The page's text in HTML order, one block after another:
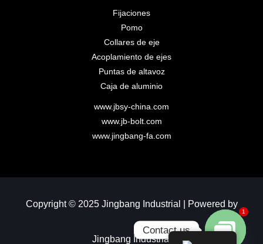
Fijaciones
Pomo
Collares de eje
Acoplamiento de ejes
Puntas de altavoz
Caja de aluminio
www.jbsy-china.com
www.jb-bolt.com
www.jingbang-fa.com
Copyright © 2025 Jingbang Industrial | Powered by
Jingbang Industrial
Contact us
1